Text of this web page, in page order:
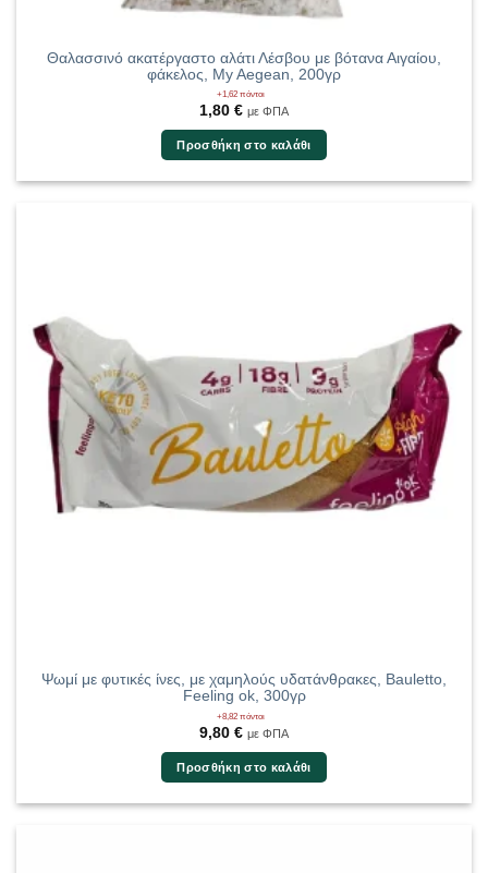
Θαλασσινό ακατέργαστο αλάτι Λέσβου με βότανα Αιγαίου,
φάκελος, My Aegean, 200γρ
+1,62 πόντοι
1,80 € με ΦΠΑ
Προσθήκη στο καλάθι
Ψωμί με φυτικές ίνες, με χαμηλούς υδατάνθρακες, Bauletto,
Feeling ok, 300γρ
+8,82 πόντοι
9,80 € με ΦΠΑ
Προσθήκη στο καλάθι